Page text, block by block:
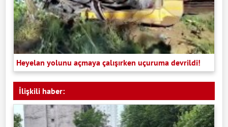
Heyelan yolunu açmaya çalışırken uçuruma devrildi!
İlişkili haber: